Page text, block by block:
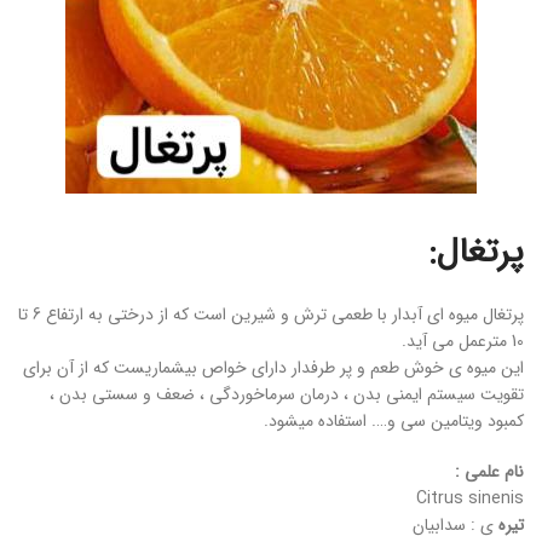
پرتغال:
پرتغال میوه ای آبدار با طعمی ترش و شیرین است که از درختی به ارتفاع 6 تا
10 مترعمل می آید.
این میوه ی خوش طعم و پر طرفدار دارای خواص بیشماریست که از آن برای
تقویت سیستم ایمنی بدن ، درمان سرماخوردگی ، ضعف و سستی بدن ،
کمبود ویتامین سی و…. استفاده میشود.
نام علمی :
Citrus sinenis
تیرهی : سدابیان